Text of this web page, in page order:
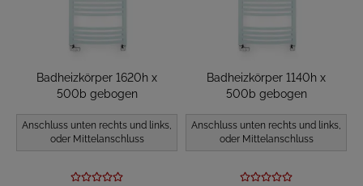
Badheizkörper 1620h x
500b gebogen
Anschluss unten rechts und links,
oder Mittelanschluss
Badheizkörper 1140h x
500b gebogen
Anschluss unten rechts und links,
oder Mittelanschluss